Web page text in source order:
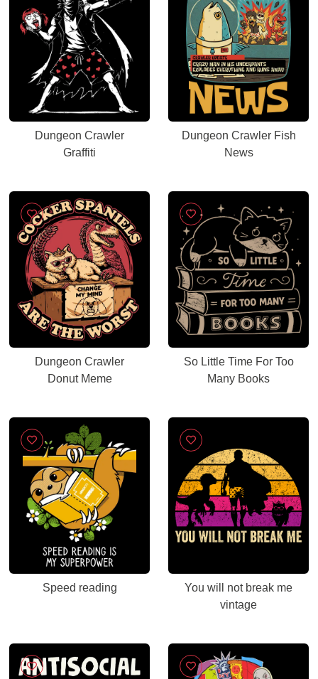
Dungeon Crawler
Graffiti
Dungeon Crawler Fish
News
Dungeon Crawler
Donut Meme
So Little Time For Too
Many Books
Speed reading
You will not break me
vintage